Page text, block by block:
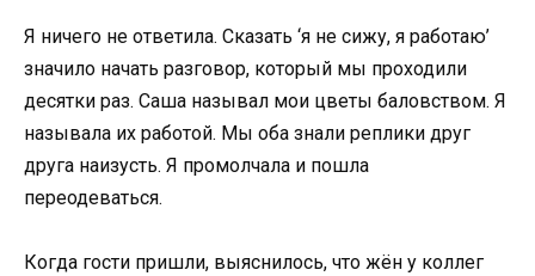
Я ничего не ответила. Сказать ‘я не сижу, я работаю’
значило начать разговор, который мы проходили
десятки раз. Саша называл мои цветы баловством. Я
называла их работой. Мы оба знали реплики друг
друга наизусть. Я промолчала и пошла
переодеваться.
Когда гости пришли, выяснилось, что жён у коллег